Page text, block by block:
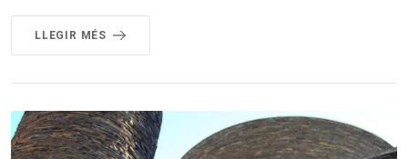
LLEGIR MÉS